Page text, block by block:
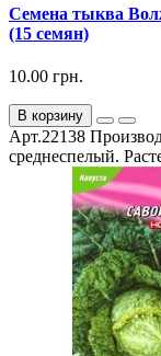
Семена тыква
(15 семян)
10.00 грн.
В корзину
Арт.22138
среднеспелый.